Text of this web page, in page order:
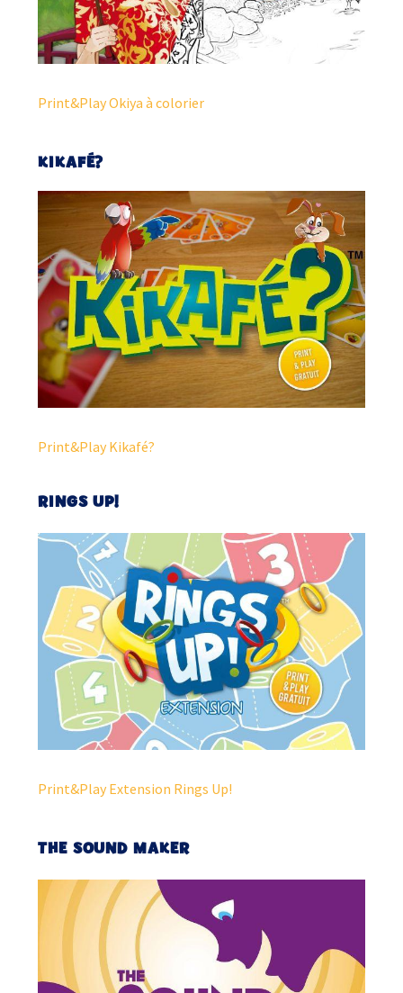
Print&Play Okiya à colorier
KIKAFÉ?
Print&Play Kikafé?
RINGS UP!
Print&Play Extension Rings Up!
THE SOUND MAKER